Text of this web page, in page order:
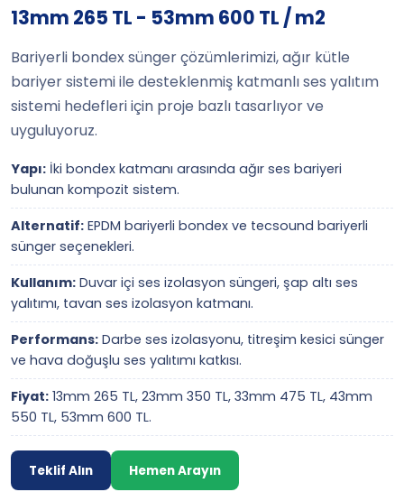
13mm 265 TL - 53mm 600 TL / m2
Bariyerli bondex sünger çözümlerimizi, ağır kütle
bariyer sistemi ile desteklenmiş katmanlı ses yalıtım
sistemi hedefleri için proje bazlı tasarlıyor ve
uyguluyoruz.
Yapı: İki bondex katmanı arasında ağır ses bariyeri
bulunan kompozit sistem.
Alternatif: EPDM bariyerli bondex ve tecsound bariyerli
sünger seçenekleri.
Kullanım: Duvar içi ses izolasyon süngeri, şap altı ses
yalıtımı, tavan ses izolasyon katmanı.
Performans: Darbe ses izolasyonu, titreşim kesici sünger
ve hava doğuşlu ses yalıtımı katkısı.
Fiyat: 13mm 265 TL, 23mm 350 TL, 33mm 475 TL, 43mm
550 TL, 53mm 600 TL.
Teklif Alın Hemen Arayın